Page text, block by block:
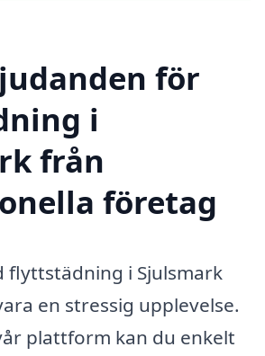
för
i
från
företag
flyttstädning i Sjulsmark
en stressig upplevelse.
plattform kan du enkelt